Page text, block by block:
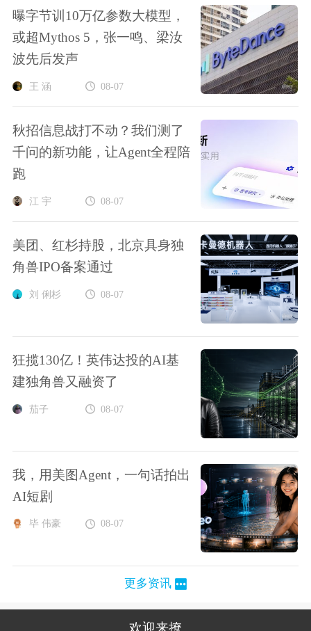
曝字节训10万亿参数大模型，
或超Mythos 5，张一鸣、梁汝
波先后发声
王 涵 08-07
秋招信息战打不动？我们测了
千问的新功能，让Agent全程陪
跑
江 宇 08-07
美团、红杉持股，北京具身独
角兽IPO备案通过
刘 俐杉 08-07
狂揽130亿！英伟达投的AI基
建独角兽又融资了
茄子 08-07
我，用美图Agent，一句话拍出
AI短剧
毕 伟豪 08-07
更多资讯
欢迎来撩